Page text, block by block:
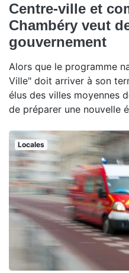
Centre-ville et
Chambéry veut
gouvernement
Alors que le programme
Ville" doit arriver à son
élus des villes moyennes
de préparer une nouvelle
Locales